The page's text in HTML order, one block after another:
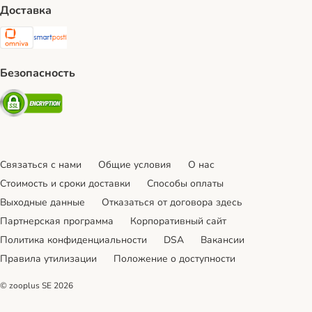
Доставка
Omniva Shipping Method
SmartPosti Shipping Method
Безопасность
Security
Связаться с нами Общие условия
О нас
Стоимость и сроки доставки
Cпособы оплаты
Выходные данные
Отказаться от договора здесь
Партнерская программа
Корпоративный сайт
Политика конфиденциальности
DSA
Вакансии
Правила утилизации
Положение о доступности
© zooplus SE 2026